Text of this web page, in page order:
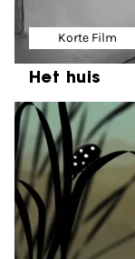
Korte Film
Het huis